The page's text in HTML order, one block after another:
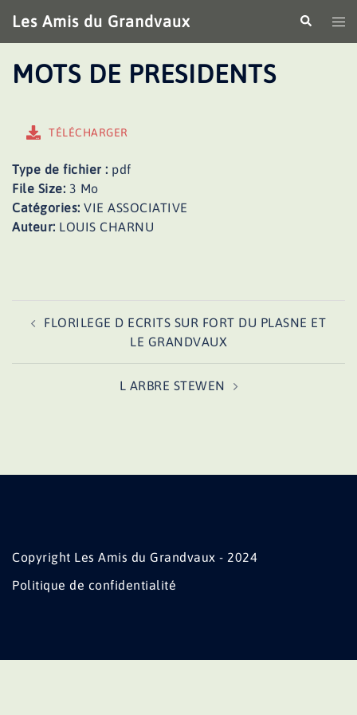
au
contenu
Les Amis du Grandvaux
le
MOTS DE PRESIDENTS
TÉLÉCHARGER
Type de fichier : pdf
File Size: 3 Mo
Catégories: VIE ASSOCIATIVE
Auteur: LOUIS CHARNU
d’article
FLORILEGE D ECRITS SUR FORT DU PLASNE ET
LE GRANDVAUX
L ARBRE STEWEN
Copyright Les Amis du Grandvaux - 2024
Politique de confidentialité